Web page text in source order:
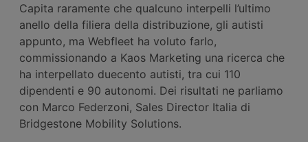
Capita raramente che qualcuno interpelli l’ultimo
anello della filiera della distribuzione, gli autisti
appunto, ma Webfleet ha voluto farlo,
commissionando a Kaos Marketing una ricerca che
ha interpellato duecento autisti, tra cui 110
dipendenti e 90 autonomi. Dei risultati ne parliamo
con Marco Federzoni, Sales Director Italia di
Bridgestone Mobility Solutions.